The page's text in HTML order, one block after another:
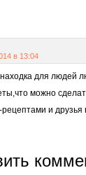
в 13:04
для людей
можно
и друзья